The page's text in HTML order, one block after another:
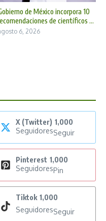
de México incorpora 10
de científicos ...
6, 2026
X (Twitter) 1,000
SeguidoresSeguir
Pinterest 1,000
SeguidoresPin
Tiktok 1,000
SeguidoresSeguir